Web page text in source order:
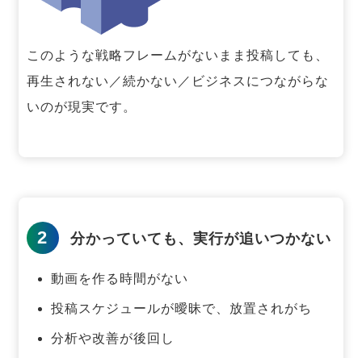
このような戦略フレームがないまま投稿しても、
再生されない／続かない／ビジネスにつながらな
いのが現実です。
2 分かっていても、実行が追いつかない
動画を作る時間がない
投稿スケジュールが曖昧で、放置されがち
分析や改善が後回し